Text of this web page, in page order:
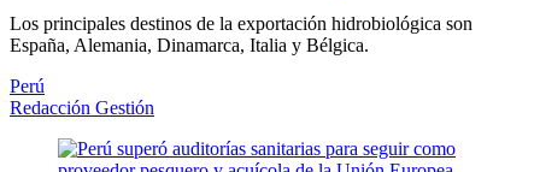
Los principales destinos de la exportación hidrobiológica son
España, Alemania, Dinamarca, Italia y Bélgica.
Perú
Redacción Gestión